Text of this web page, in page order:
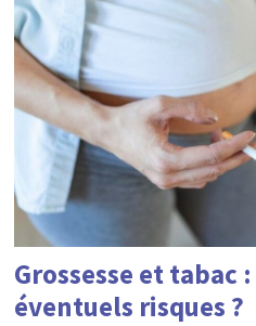
Grossesse et tabac
éventuels risques ?